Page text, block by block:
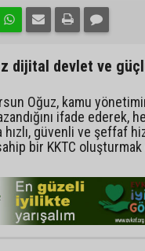
dijital devlet ve
Oğuz, kamu
ifade ederek,
hızlı, güvenli ve şeffaf
bir KKTC